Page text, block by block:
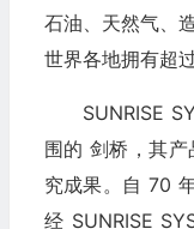
石油、天然气、
世界各地拥有超
SUNRISE
围的 剑桥，其
究成果。自 70
经 SUNRISE